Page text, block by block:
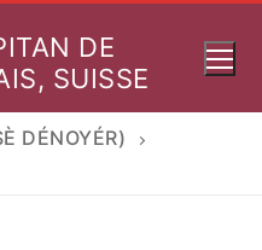
DE
SUISSE
DÉNOYÉR)